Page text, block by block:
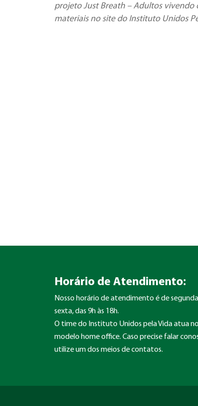
projeto Just Breath – Adultos vivendo
materiais no site do Instituto Unidos
Horário de Atendimento:
Nosso horário de atendimento é de
sexta, das 9h às 18h.
O time do Instituto Unidos pela Vida atua no
modelo home office. Caso precise falar
utilize um dos meios de contatos.